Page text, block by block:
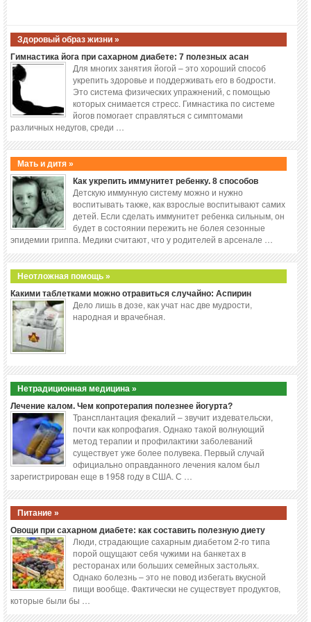
Здоровый образ жизни »
Гимнастика йога при сахарном диабете: 7 полезных асан
Для многих занятия йогой – это хороший способ
укрепить здоровье и поддерживать его в бодрости.
Это система физических упражнений, с помощью
которых снимается стресс. Гимнастика по системе
йогов помогает справляться с симптомами
различных недугов, среди …
Мать и дитя »
Как укрепить иммунитет ребенку. 8 способов
Детскую иммунную систему можно и нужно
воспитывать также, как взрослые воспитывают самих
детей. Если сделать иммунитет ребенка сильным, он
будет в состоянии пережить не болея сезонные
эпидемии гриппа. Медики считают, что у родителей в арсенале …
Неотложная помощь »
Какими таблетками можно отравиться случайно: Аспирин
Дело лишь в дозе, как учат нас две мудрости,
народная и врачебная.
Нетрадиционная медицина »
Лечение калом. Чем копротерапия полезнее йогурта?
Трансплантация фекалий – звучит издевательски,
почти как копрофагия. Однако такой волнующий
метод терапии и профилактики заболеваний
существует уже более полувека. Первый случай
официально оправданного лечения калом был
зарегистрирован еще в 1958 году в США. С …
Питание »
Овощи при сахарном диабете: как составить полезную диету
Люди, страдающие сахарным диабетом 2-го типа
порой ощущают себя чужими на банкетах в
ресторанах или больших семейных застольях.
Однако болезнь – это не повод избегать вкусной
пищи вообще. Фактически не существует продуктов,
которые были бы …